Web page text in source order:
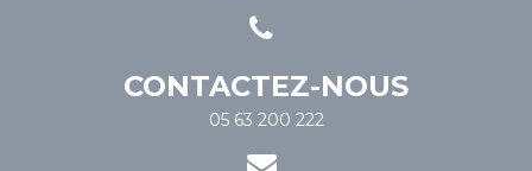
CONTACTEZ-NOUS
05 63 200 222